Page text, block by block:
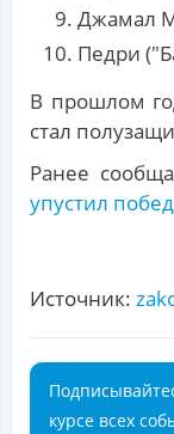
Джамал
Педри
В прошлом
стал
Ранее
упустил
Источник:
курсе всех